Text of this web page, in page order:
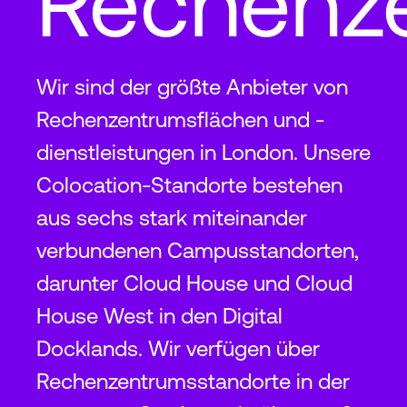
Wir sind der größte Anbieter von
Rechenzentrumsflächen und -
dienstleistungen in London. Unsere
Colocation-Standorte bestehen
aus sechs stark miteinander
verbundenen Campusstandorten,
darunter Cloud House und Cloud
House West in den Digital
Docklands. Wir verfügen über
Rechenzentrumsstandorte in der